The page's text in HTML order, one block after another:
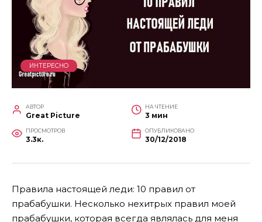
ИНТЕРЕСНО
АВТОР
Great Picture
НА ЧТЕНИЕ
3 мин
ПРОСМОТРОВ
3.3к.
ОПУБЛИКОВАНО
30/12/2018
Правила настоящей леди: 10 правил от
прабабушки. Несколько нехитрых правил моей
прабабушки, которая всегда являлась для меня